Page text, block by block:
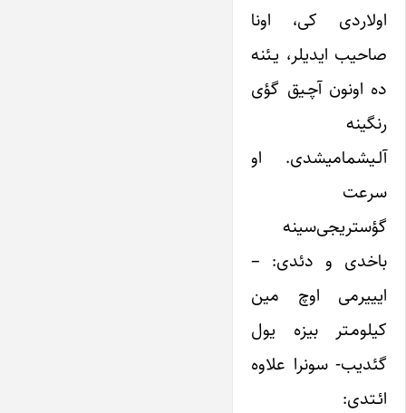
اولاردی کی، اونا
صاحیب ایدیلر، یـئنه
ده اونون آچـیق گؤی
رنگینه
آلـیشمامیشدی. او
سرعت
گؤستریجی‌سینه
باخدی و دئدی: –
ایییرمی اوچ مین
کیلومـتر بیزه یول
گئدیب- سونرا علاوه
ائـتدی: